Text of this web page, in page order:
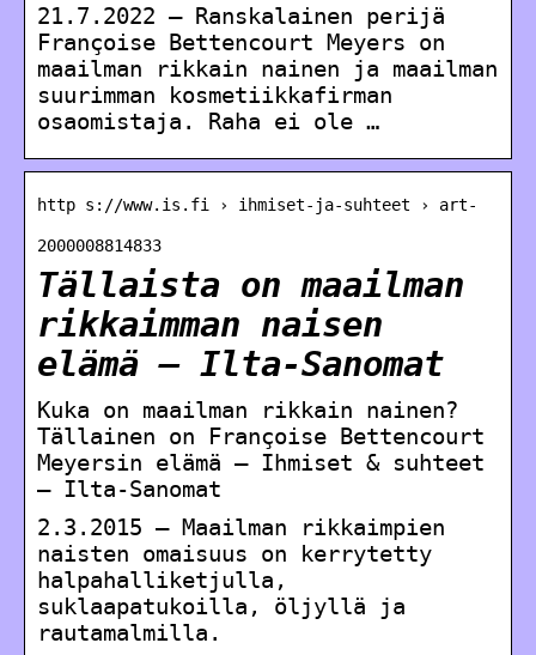
21.7.2022 — Ranskalainen perijä
Françoise Bettencourt Meyers on
maailman rikkain nainen ja maailman
suurimman kosmetiikkafirman
osaomistaja. Raha ei ole …
http s://www.is.fi › ihmiset-ja-suhteet › art-
2000008814833
Tällaista on maailman
rikkaimman naisen
elämä – Ilta-Sanomat
Kuka on maailman rikkain nainen?
Tällainen on Françoise Bettencourt
Meyersin elämä – Ihmiset & suhteet
– Ilta-Sanomat
2.3.2015 — Maailman rikkaimpien
naisten omaisuus on kerrytetty
halpahalliketjulla,
suklaapatukoilla, öljyllä ja
rautamalmilla.